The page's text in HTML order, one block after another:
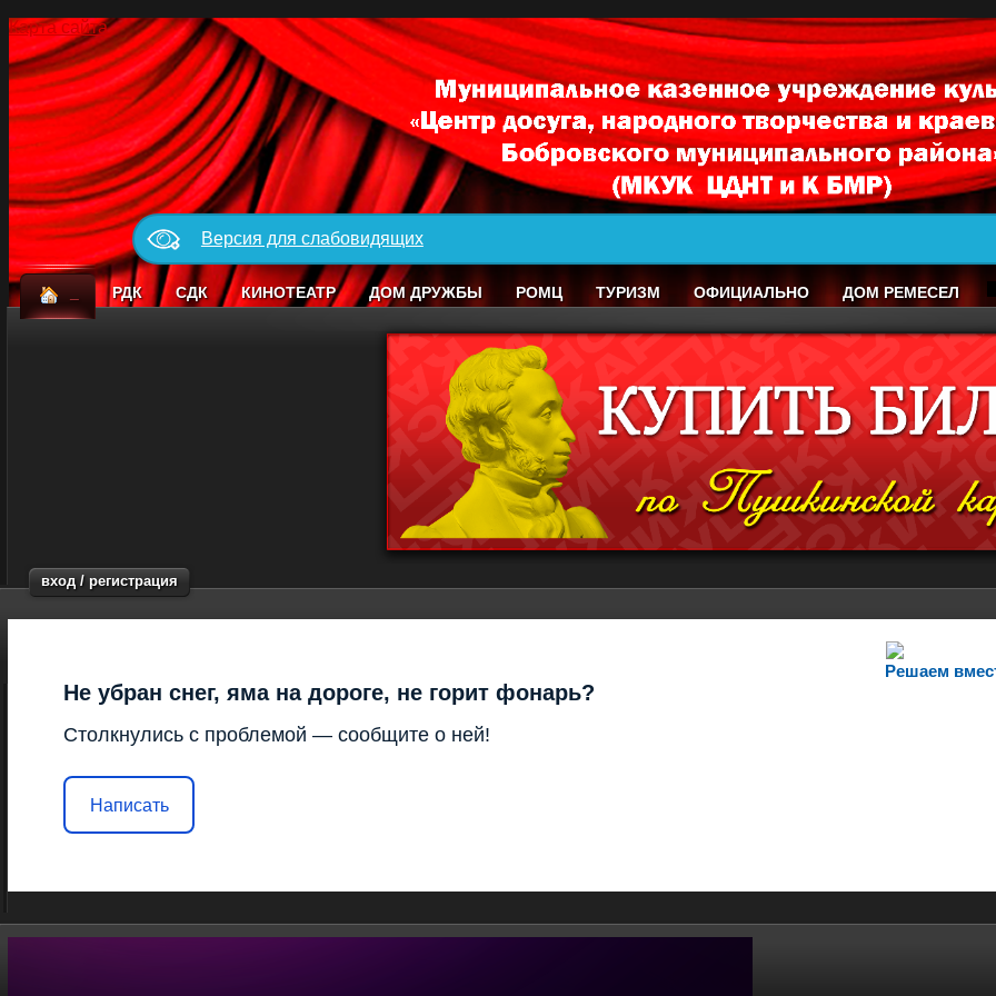
Карта сайта
Версия для слабовидящих
РДК СДК КИНОТЕАТР ДОМ ДРУЖБЫ РОМЦ ТУРИЗМ ОФИЦИАЛЬНО ДОМ РЕМЕСЕЛ
вход / регистрация
Решаем
Не убран снег, яма на дороге, не горит фонарь?
Столкнулись с проблемой — сообщите о ней!
Написать